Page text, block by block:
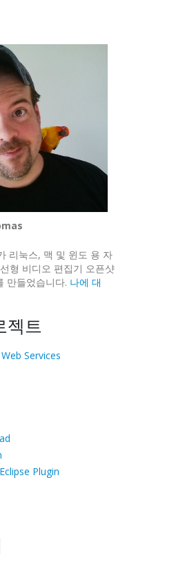
리눅스, 맥 및 윈도 용 자
형 비디오 편집기 오픈샷
만들었습니다. 나에 대
젝트
Services
Plugin